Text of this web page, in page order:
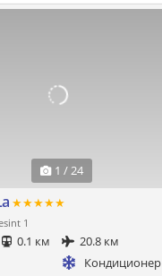
1 / 24
★★★★★
1
0.1 км
20.8 км
Кондиционер